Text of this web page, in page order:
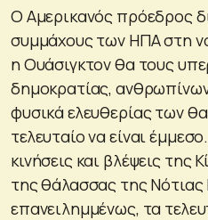
Ο Αμερικανός πρόεδρος
συμμάχους των ΗΠΑ στη
η Ουάσιγκτον θα τους
δημοκρατίας,
φυσικά ελευθερίας των
τελευταίο να είναι
κινήσεις και βλέψεις της
της θάλασσας της Νότιας
επανειλημμένως, τα